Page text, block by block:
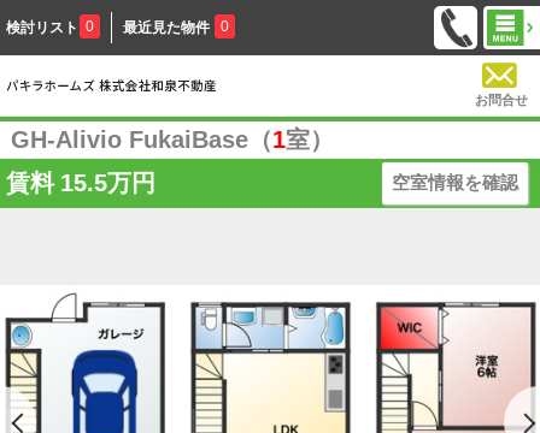
検討リスト 0 最近見た物件 0
お問合せ
GH-Alivio FukaiBase（1室）
賃料 15.5万円 空室情報を確認